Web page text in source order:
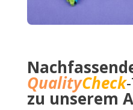
QualityCheck
zu unserem